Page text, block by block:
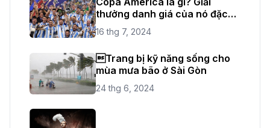
thưởng danh giá của nó đặc
biệt như thế nào?
16 thg 7, 2024
Trang bị kỹ năng sống cho
mùa mưa bão ở Sài Gòn
24 thg 6, 2024